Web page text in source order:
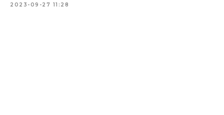
2023-09-27 11:28